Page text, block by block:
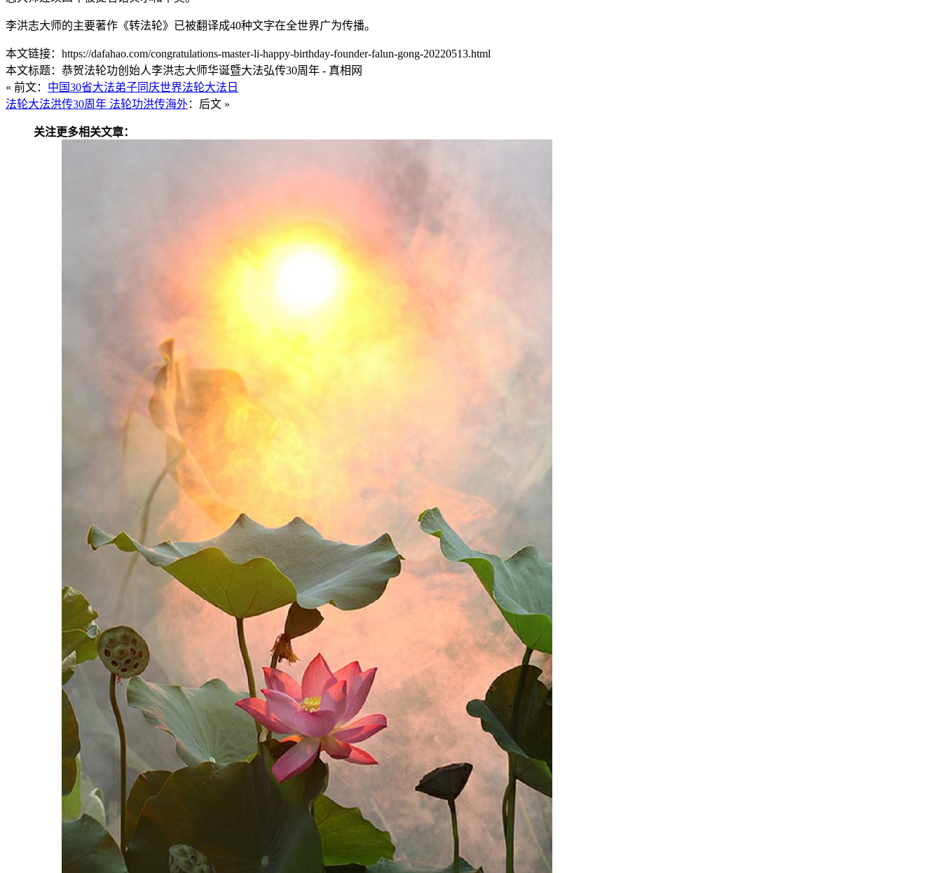
李洪志大师的主要著作《转法轮》已被翻译成40种文字在全世界广为传播。
本文链接：https://dafahao.com/congratulations-master-li-happy-birthday-founder-falun-gong-20220513.html
本文标题：恭贺法轮功创始人李洪志大师华诞暨大法弘传30周年 - 真相网
« 前文： 中国30省大法弟子同庆世界法轮大法日
法轮大法洪传30周年 法轮功洪传海外：后文 »
关注更多相关文章：